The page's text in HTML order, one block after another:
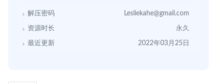
解压密码 Lesliekahe@gmail.com
资源时长 永久
最近更新 2022年03月25日